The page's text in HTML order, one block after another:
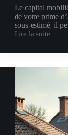
Le capital
de votre prime
sous-estimé, il
Lire la suite
Quel
du
prime
d’assurance
habitation